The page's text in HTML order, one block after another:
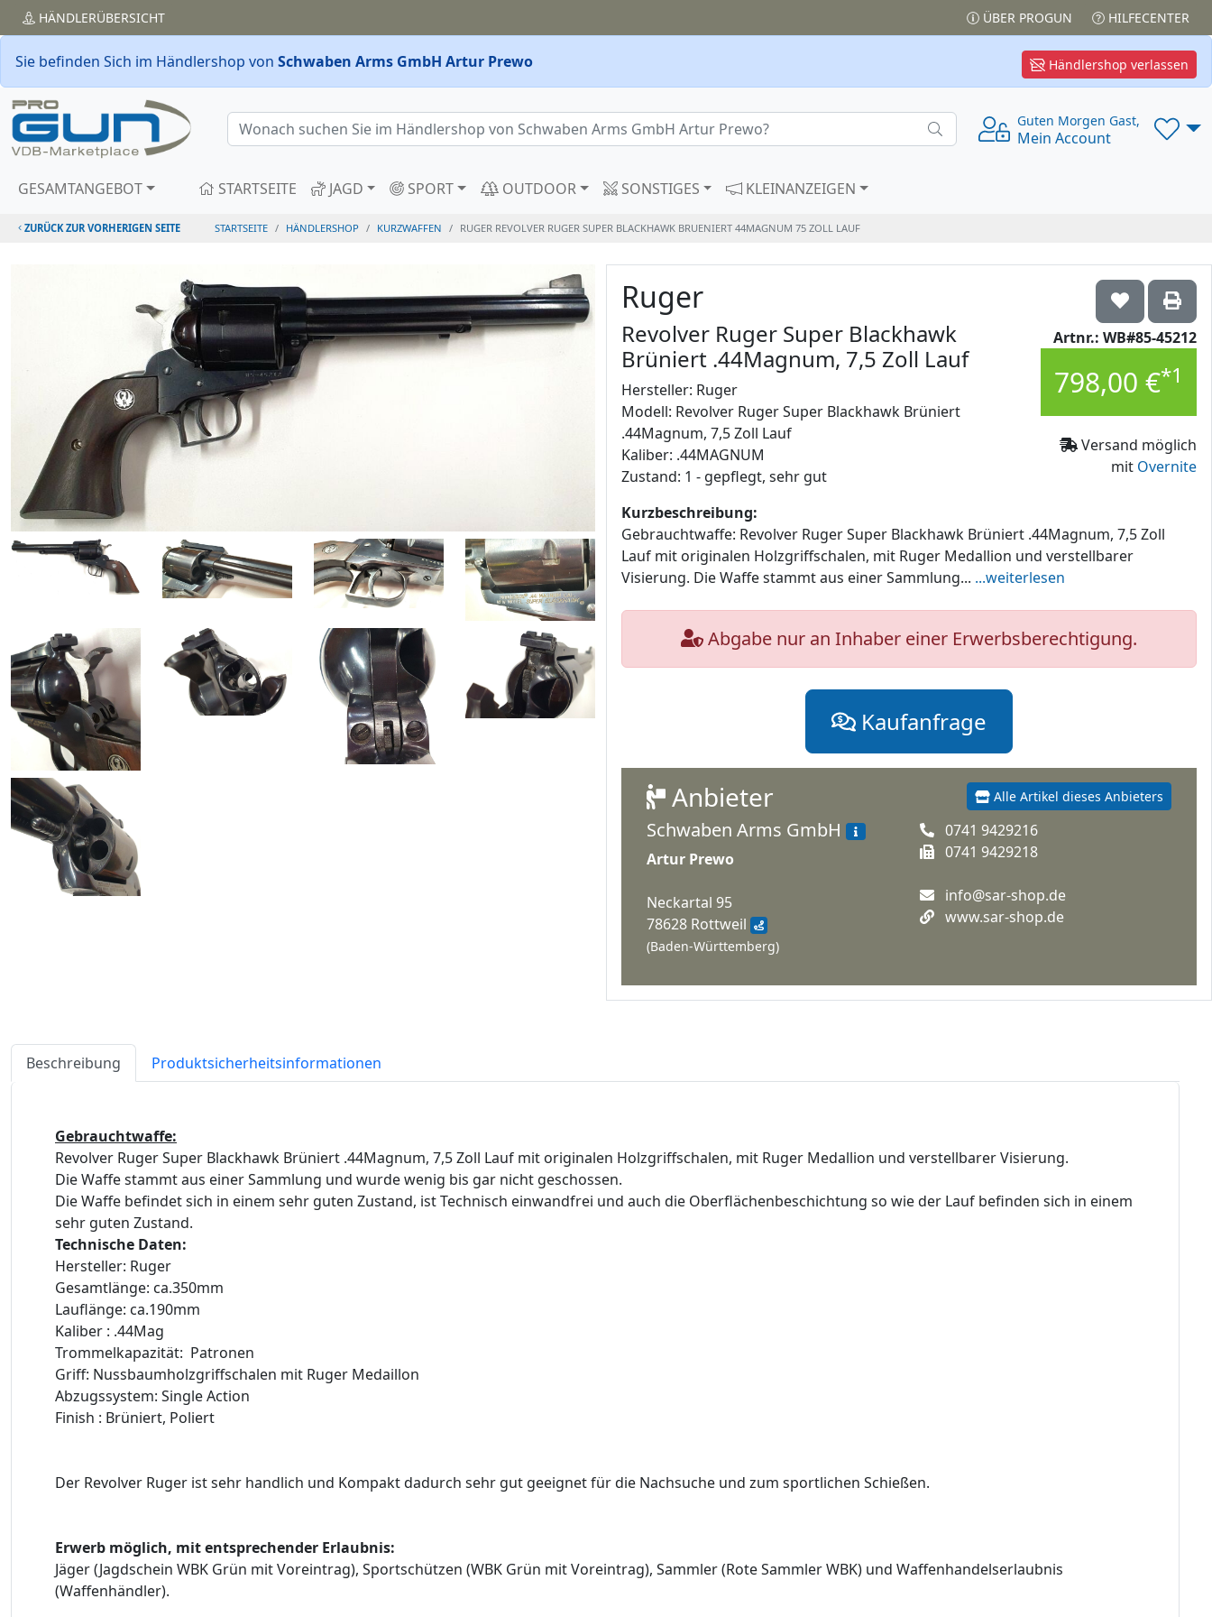
HÄNDLERÜBERSICHT ÜBER PROGUN HILFECENTER
Händlershop verlassen
Sie befinden Sich im Händlershop von Schwaben Arms GmbH Artur Prewo
Guten Morgen Gast,
Mein Account
GESAMTANGEBOT STARTSEITE JAGD SPORT OUTDOOR SONSTIGES KLEINANZEIGEN
ZURÜCK ZUR VORHERIGEN SEITE STARTSEITE HÄNDLERSHOP KURZWAFFEN RUGER REVOLVER RUGER SUPER BLACKHAWK BRUENIERT 44MAGNUM 75 ZOLL LAUF
Artnr.: WB#85-45212
798,00 €*1
Versand möglich
mit Overnite
Ruger
Revolver Ruger Super Blackhawk
Brüniert .44Magnum, 7,5 Zoll Lauf
Hersteller: Ruger
Modell: Revolver Ruger Super Blackhawk Brüniert
.44Magnum, 7,5 Zoll Lauf
Kaliber: .44MAGNUM
Zustand: 1 - gepflegt, sehr gut
Kurzbeschreibung:
Gebrauchtwaffe: Revolver Ruger Super Blackhawk Brüniert .44Magnum, 7,5 Zoll
Lauf mit originalen Holzgriffschalen, mit Ruger Medallion und verstellbarer
Visierung. Die Waffe stammt aus einer Sammlung... ...weiterlesen
Abgabe nur an Inhaber einer Erwerbsberechtigung.
Kaufanfrage
Alle Artikel dieses Anbieters
Anbieter
Schwaben Arms GmbH
Artur Prewo
Neckartal 95
78628 Rottweil
(Baden-Württemberg)
0741 9429216
0741 9429218
info@sar-shop.de
www.sar-shop.de
Beschreibung Produktsicherheitsinformationen
Gebrauchtwaffe:
Revolver Ruger Super Blackhawk Brüniert .44Magnum, 7,5 Zoll Lauf mit originalen Holzgriffschalen, mit Ruger Medallion und verstellbarer Visierung.
Die Waffe stammt aus einer Sammlung und wurde wenig bis gar nicht geschossen.
Die Waffe befindet sich in einem sehr guten Zustand, ist Technisch einwandfrei und auch die Oberflächenbeschichtung so wie der Lauf befinden sich in einem
sehr guten Zustand.
Technische Daten:
Hersteller: Ruger
Gesamtlänge: ca.350mm
Lauflänge: ca.190mm
Kaliber : .44Mag
Trommelkapazität: Patronen
Griff: Nussbaumholzgriffschalen mit Ruger Medaillon
Abzugssystem: Single Action
Finish : Brüniert, Poliert
Der Revolver Ruger ist sehr handlich und Kompakt dadurch sehr gut geeignet für die Nachsuche und zum sportlichen Schießen.
Erwerb möglich, mit entsprechender Erlaubnis:
Jäger (Jagdschein WBK Grün mit Voreintrag), Sportschützen (WBK Grün mit Voreintrag), Sammler (Rote Sammler WBK) und Waffenhandelserlaubnis
(Waffenhändler).